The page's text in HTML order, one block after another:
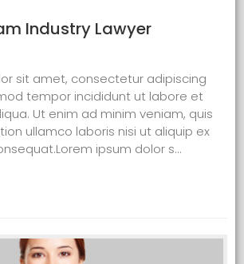
Industry Lawyer
sit amet, consectetur adipiscing
tempor incididunt ut labore et
Ut enim ad minim veniam, quis
ullamco laboris nisi ut aliquip ex
ipsum dolor s...